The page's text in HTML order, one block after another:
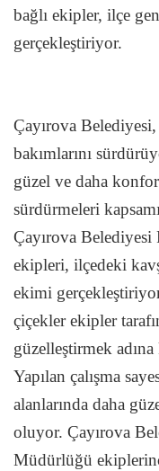
bağlı ekipler, ilçe
gerçekleştiriyor.
Çayırova
bakımlarını
güzel ve daha
sürdürmeleri
Çayırova
ekipleri, ilçedeki
ekimi
çiçekler ekipler
güzelleştirmek
Yapılan çalışma
alanlarında daha
oluyor. Çayırova
Müdürlüğü